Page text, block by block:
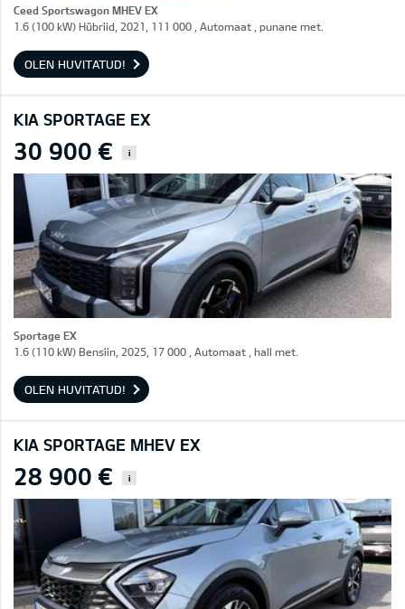
Ceed Sportswagon MHEV EX
1.6 (100 kW) Hübriid, 2021, 111 000 , Automaat , punane met.
OLEN HUVITATUD!
KIA SPORTAGE EX
30 900 € i
Sportage EX
1.6 (110 kW) Bensiin, 2025, 17 000 , Automaat , hall met.
OLEN HUVITATUD!
KIA SPORTAGE MHEV EX
28 900 € i